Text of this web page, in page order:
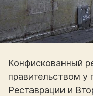
Конфискованный
правительством
Реставрации и